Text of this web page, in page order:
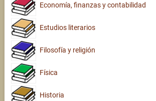
Economía, finanzas y contabilidad
Estudios literarios
Filosofía y religión
Física
Historia